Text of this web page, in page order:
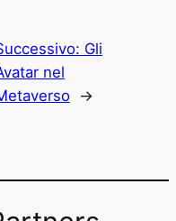
Gli
nel
→